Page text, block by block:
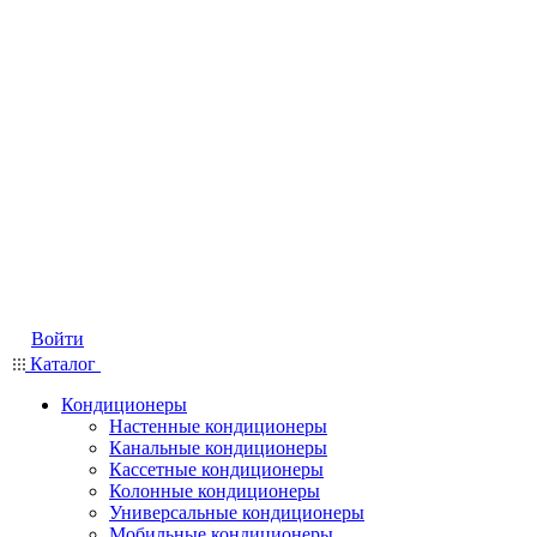
Войти
Каталог
Кондиционеры
Настенные кондиционеры
Канальные кондиционеры
Кассетные кондиционеры
Колонные кондиционеры
Универсальные кондиционеры